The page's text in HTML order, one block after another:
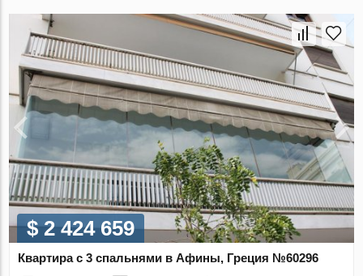
$ 2 424 659
Квартира с 3 спальнями в Афины, Греция №60296